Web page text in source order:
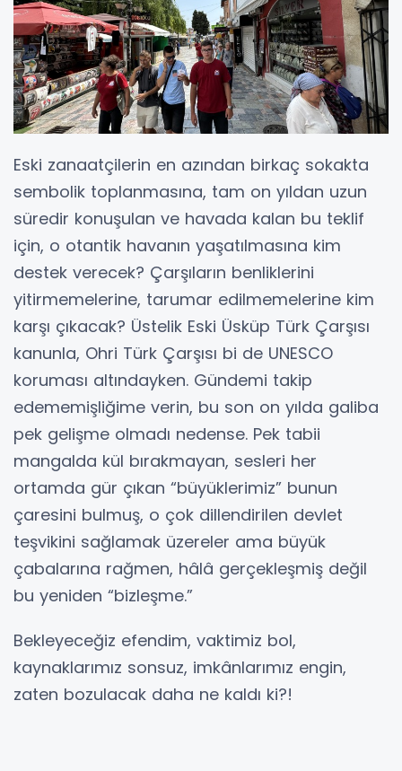
Eski zanaatçilerin en azından birkaç sokakta
sembolik toplanmasına, tam on yıldan uzun
süredir konuşulan ve havada kalan bu teklif
için, o otantik havanın yaşatılmasına kim
destek verecek? Çarşıların benliklerini
yitirmemelerine, tarumar edilmemelerine kim
karşı çıkacak? Üstelik Eski Üsküp Türk Çarşısı
kanunla, Ohri Türk Çarşısı bi de UNESCO
koruması altındayken. Gündemi takip
edememişliğime verin, bu son on yılda galiba
pek gelişme olmadı nedense. Pek tabii
mangalda kül bırakmayan, sesleri her
ortamda gür çıkan “büyüklerimiz” bunun
çaresini bulmuş, o çok dillendirilen devlet
teşvikini sağlamak üzereler ama büyük
çabalarına rağmen, hâlâ gerçekleşmiş değil
bu yeniden “bizleşme.”
Bekleyeceğiz efendim, vaktimiz bol,
kaynaklarımız sonsuz, imkânlarımız engin,
zaten bozulacak daha ne kaldı ki?!